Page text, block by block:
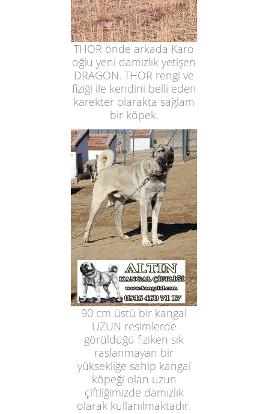
THOR önde arkada Karo
oğlu yeni damızlık yetişen
DRAGON. THOR rengi ve
fiziği ile kendini belli eden
karekter olarakta sağlam
bir köpek.
90 cm üstü bir kangal
UZUN resimlerde
görüldüğü fiziken sık
raslanmayan bir
yüksekliğe sahip kangal
köpeği olan uzun
çiftliğimizde damızlık
olarak kullanılmaktadır.